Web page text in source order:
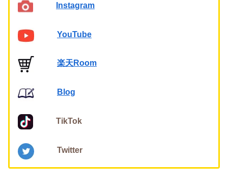
Instagram
YouTube
楽天Room
Blog
TikTok
Twitter